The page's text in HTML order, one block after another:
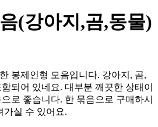
(강아지,곰,동물)
봉제인형 모음입니다. 강아지, 곰,
되어 있네요. 대부분 깨끗한 상태이
로 좋습니다. 한 묶음으로 구매하시
가실 수 있어요.